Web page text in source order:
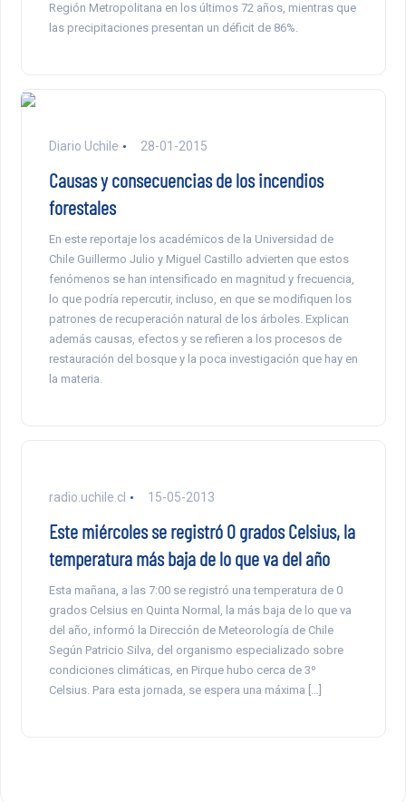
Región Metropolitana en los últimos 72 años, mientras que
las precipitaciones presentan un déficit de 86%.
Diario Uchile 28-01-2015
Causas y consecuencias de los incendios
forestales
En este reportaje los académicos de la Universidad de
Chile Guillermo Julio y Miguel Castillo advierten que estos
fenómenos se han intensificado en magnitud y frecuencia,
lo que podría repercutir, incluso, en que se modifiquen los
patrones de recuperación natural de los árboles. Explican
además causas, efectos y se refieren a los procesos de
restauración del bosque y la poca investigación que hay en
la materia.
radio.uchile.cl 15-05-2013
Este miércoles se registró 0 grados Celsius, la
temperatura más baja de lo que va del año
Esta mañana, a las 7:00 se registró una temperatura de 0
grados Celsius en Quinta Normal, la más baja de lo que va
del año, informó la Dirección de Meteorología de Chile
Según Patricio Silva, del organismo especializado sobre
condiciones climáticas, en Pirque hubo cerca de 3º
Celsius. Para esta jornada, se espera una máxima […]